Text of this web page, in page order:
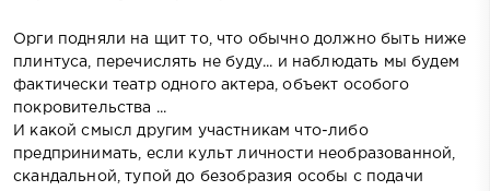
Орги подняли на щит то, что обычно должно быть ниже
плинтуса, перечислять не буду... и наблюдать мы будем
фактически театр одного актера, объект особого
покровительства ...
И какой смысл другим участникам что-либо
предпринимать, если культ личности необразованной,
скандальной, тупой до безобразия особы с подачи